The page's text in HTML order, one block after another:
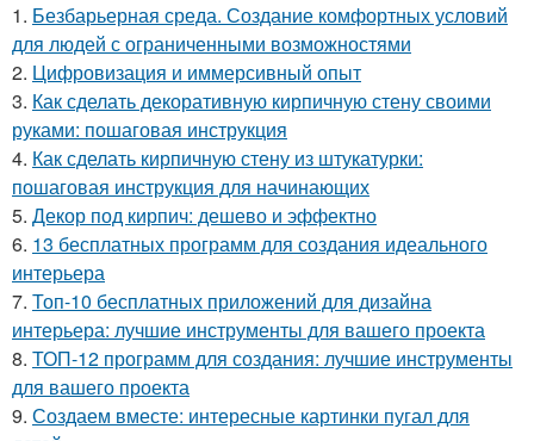
1. Безбарьерная среда. Создание комфортных условий
для людей с ограниченными возможностями
2. Цифровизация и иммерсивный опыт
3. Как сделать декоративную кирпичную стену своими
руками: пошаговая инструкция
4. Как сделать кирпичную стену из штукатурки:
пошаговая инструкция для начинающих
5. Декор под кирпич: дешево и эффектно
6. 13 бесплатных программ для создания идеального
интерьера
7. Топ-10 бесплатных приложений для дизайна
интерьера: лучшие инструменты для вашего проекта
8. ТОП-12 программ для создания: лучшие инструменты
для вашего проекта
9. Создаем вместе: интересные картинки пугал для